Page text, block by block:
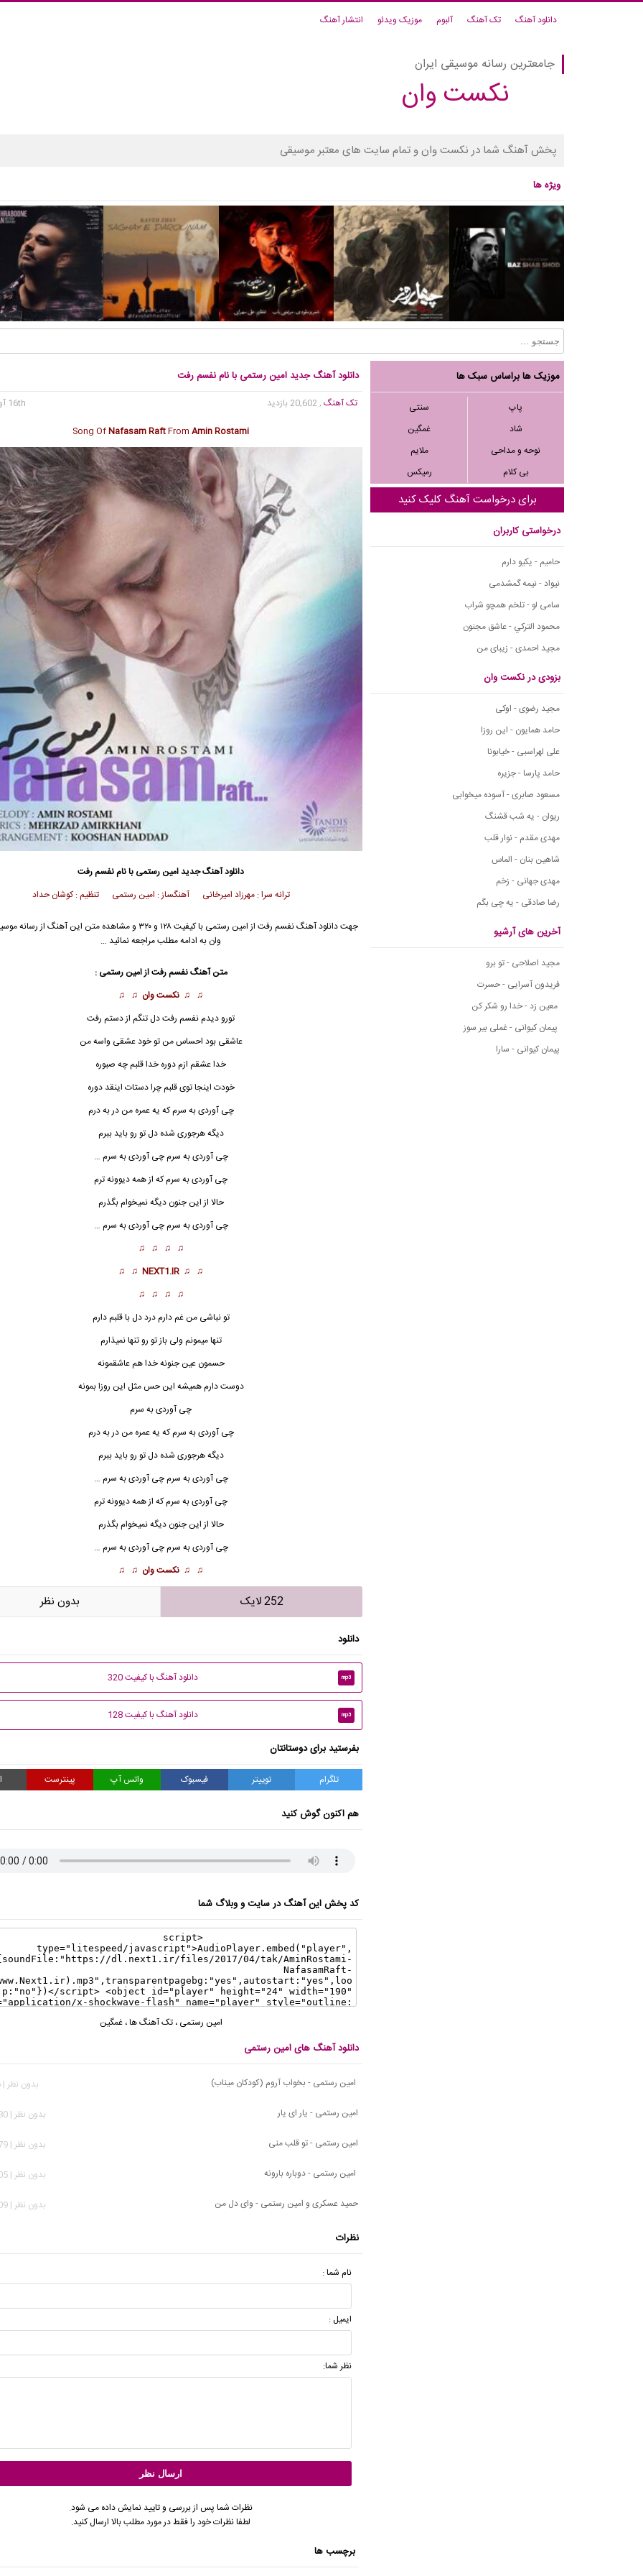
دانلود آهنگ تک آهنگ آلبوم موزیک ویدئو انتشار آهنگ
جامعترین رسانه موسیقی ایران
نکست وان
پخش آهنگ شما در نکست وان و تمام سایت های معتبر موسیقی
ویژه ها
موزیک ها براساس سبک ها
پاپ
سنتی
شاد
غمگین
نوحه و مداحی
ملایم
بی کلام
رمیکس
برای درخواست آهنگ کلیک کنید
درخواستی کاربران
حامیم - یکیو دارم
نیواد - نیمه گمشدمی
سامی لو - تلخم همچو شراب
محمود التركي - عاشق مجنون
مجید احمدی - زیبای من
بزودی در نکست وان
مجید رضوی - اوکی
حامد همایون - این روزا
علی لهراسبی - خیابونا
حامد پارسا - جزیره
مسعود صابری - آسوده میخوابی
ریوان - یه شب قشنگ
مهدی مقدم - نوار قلب
شاهین بنان - الماس
مهدی جهانی - زخم
رضا صادقی - یه چی بگم
آخرین های آرشیو
مجید اصلاحی - تو برو
فریدون آسرایی - حسرت
معین زد - خدا رو شکر کن
پیمان کیوانی - غملی بیر سوز
پیمان کیوانی - سارا
دانلود آهنگ جدید امین رستمی با نام نفسم رفت
تک آهنگ, 20,602 بازدید
16th آوریل 2017
Song OfNafasam RaftFromAmin Rostami
دانلود آهنگ جدیدامین رستمی با نام نفسم رفت
ترانه سرا : مهرزاد امیرخانی آهنگساز : امین رستمی تنظیم : کوشان حداد
جهت دانلود آهنگ نفسم رفت از امین رستمی
با کیفیت ۱۲۸ و ۳۲۰ و مشاهده متن این آهنگ از
وان به ادامه مطلب مراجعه نمائید …
متن آهنگ نفسم رفت ازامین رستمی :
♫ ♫ نکست وان ♫ ♫
تورو دیدمنفسم رفت دل تنگم از دستم رفت
عاشقی بود احساس من تو خود عشقی واسه من
خدا عشقم ازم دوره خدا قلبم چه صبوره
خودت اینجا توی قلبم چرا دستات اینقد دوره
چی آوردی به سرم که یه عمره من در به درم
دیگه هرجوری شده دل تو رو باید ببرم
چی آوردی به سرم چی آوردی به سرم …
چی آوردی به سرم که از همه دیوونه ترم
حالا از این جنون دیگه نمیخوام بگذرم
چی آوردی به سرم چی آوردی به سرم …
♫ ♫ ♫ ♫
♫ ♫
NEXT1.IR
♫ ♫
♫ ♫ ♫ ♫
تو نباشی من غم دارم درد دل با قلبم دارم
تنها میمونم ولی باز تو رو تنها نمیذارم
حسمون عین جنونه خدا هم عاشقمونه
دوست دارم همیشه این حس مثل این روزا بمونه
چی آوردی به سرم
چی آوردی به سرم که یه عمره من در به درم
دیگه هرجوری شده دل تو رو باید ببرم
چی آوردی به سرم چی آوردی به سرم …
چی آوردی به سرم که از همه دیوونه ترم
حالا از این جنون دیگه نمیخوام بگذرم
چی آوردی به سرم چی آوردی به سرم …
♫ ♫ نکست وان ♫ ♫
252 لایک بدون نظر
دانلود
mp3 دانلود آهنگ با کیفیت 320
mp3 دانلود آهنگ با کیفیت 128
بفرستید برای دوستانتان
تلگرام توییتر فیسبوک واتس آپ پینترست
هم اکنون گوش کنید
کد پخش این آهنگ در سایت و وبلاگ شما
امین رستمی ،تک آهنگ ها،غمگین
دانلود آهنگ های امین رستمی
امین رستمی - بخواب آروم (کودکان میناب)
بدون نظر | 456 بازدید
امین رستمی - یار ای یار
بدون نظر | 1,180 بازدید
امین رستمی - تو قلب منی
بدون نظر | 1,979 بازدید
امین رستمی - دوباره بارونه
بدون نظر | 2,005 بازدید
حمید عسکری و امین رستمی - وای دل من
بدون نظر | 3,609 بازدید
نظرات
نام شما :
ایمیل :
نظر شما:
نظرات شما پس از بررسی و تایید نمایش داده می شود.
لطفا نظرات خود را فقط در مورد مطلب بالا ارسال کنید.
برچسب ها